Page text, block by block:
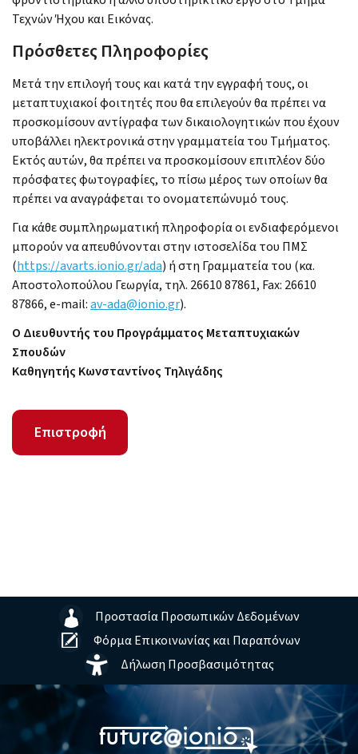
Τεχνών Ήχου και Εικόνας.
Πρόσθετες Πληροφορίες
Μετά την επιλογή τους και κατά την εγγραφή τους, οι
μεταπτυχιακοί φοιτητές που θα επιλεγούν θα πρέπει να
προσκομίσουν αντίγραφα των δικαιολογητικών που έχουν
υποβάλλει ηλεκτρονικά στην γραμματεία του Τμήματος.
Εκτός αυτών, θα πρέπει να προσκομίσουν επιπλέον δύο
πρόσφατες φωτογραφίες, το πίσω μέρος των οποίων θα
πρέπει να αναγράφεται το ονοματεπώνυμό τους.
Για κάθε συμπληρωματική πληροφορία οι ενδιαφερόμενοι
μπορούν να απευθύνονται στην ιστοσελίδα του ΠΜΣ
(https://avarts.ionio.gr/ada) ή στη Γραμματεία του (κα.
Αποστολοπούλου Γεωργία, τηλ. 26610 87861, Fax: 26610
87866, e-mail:av-ada@ionio.gr).
Ο Διευθυντής του Προγράμματος Μεταπτυχιακών
Σπουδών
Καθηγητής Κωνσταντίνος Τηλιγάδης
Επιστροφή
Προστασία Προσωπικών Δεδομένων
Φόρμα Επικοινωνίας και Παραπόνων
Δήλωση Προσβασιμότητας